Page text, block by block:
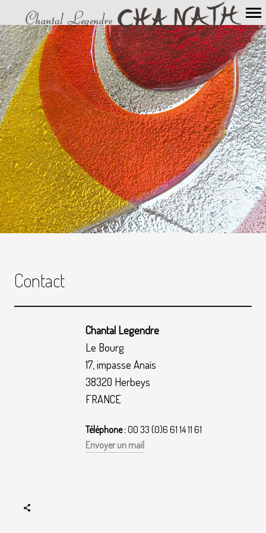
Navigation
principale
Contact
Chantal Legendre
Le Bourg
17, impasse Anaïs
38320 Herbeys
FRANCE
Téléphone :00 33 (0)6 61 14 11 61
Envoyer un mail